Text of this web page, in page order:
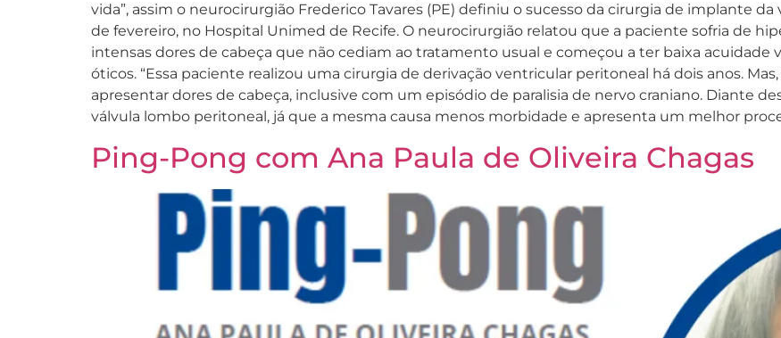
vida”, assim o neurocirurgião Frederico Tavares (PE) definiu o sucesso da cirurgia de implante
de fevereiro, no Hospital Unimed de Recife. O neurocirurgião relatou que a paciente sofria de
intensas dores de cabeça que não cediam ao tratamento usual e começou a ter baixa acuidade
óticos. “Essa paciente realizou uma cirurgia de derivação ventricular peritoneal há dois anos.
apresentar dores de cabeça, inclusive com um episódio de paralisia de nervo craniano. Diante
válvula lombo peritoneal, já que a mesma causa menos morbidade e apresenta um melhor
Ping-Pong com Ana Paula de Oliveira Chagas